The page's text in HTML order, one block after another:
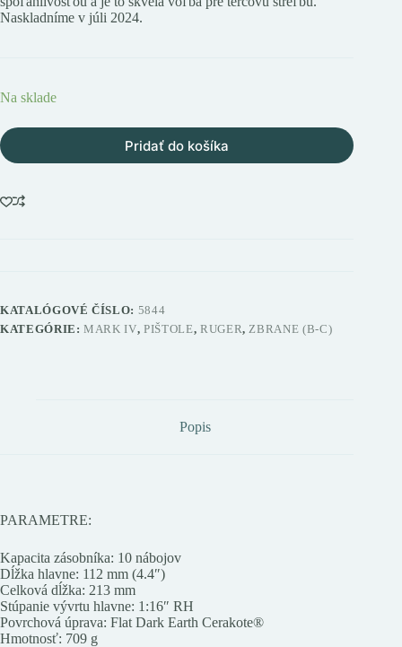
Naskladníme v júli 2024.
Na sklade
Pridať do košíka
KATALÓGOVÉ ČÍSLO: 5844
KATEGÓRIE:MARK IV,PIŠTOLE, RUGER,ZBRANE (B-C)
Popis
PARAMETRE:
Kapacita zásobníka: 10 nábojov
Dĺžka hlavne: 112 mm (4.4″)
Celková dĺžka: 213 mm
Stúpanie vývrtu hlavne: 1:16″ RH
Povrchová úprava: Flat Dark Earth Cerakote®
Hmotnosť: 709 g